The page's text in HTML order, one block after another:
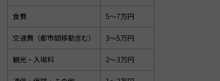
食費 5〜7万円
交通費（都市間移動含む） 3〜5万円
観光・入場料 2〜3万円